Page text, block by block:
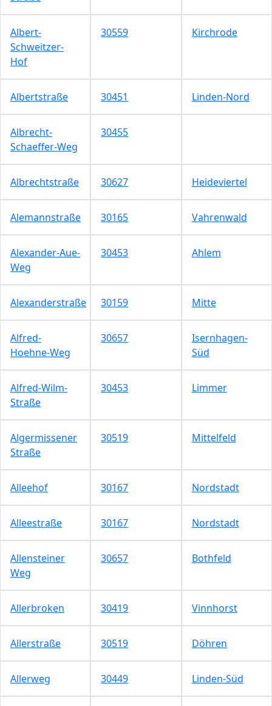
Albert-
Schweitzer-
Hof
30559 Kirchrode
Albertstraße 30451 Linden-Nord
Albrecht-
Schaeffer-Weg
30455
Albrechtstraße 30627 Heideviertel
Alemannstraße 30165 Vahrenwald
Alexander-Aue-
Weg
30453 Ahlem
Alexanderstraße 30159 Mitte
Alfred-
Hoehne-Weg
30657
Isernhagen-
Süd
Alfred-Wilm-
Straße
30453 Limmer
Algermissener
Straße
30519 Mittelfeld
Alleehof 30167 Nordstadt
Alleestraße 30167 Nordstadt
Allensteiner
Weg
30657 Bothfeld
Allerbroken 30419 Vinnhorst
Allerstraße 30519 Döhren
Allerweg 30449 Linden-Süd